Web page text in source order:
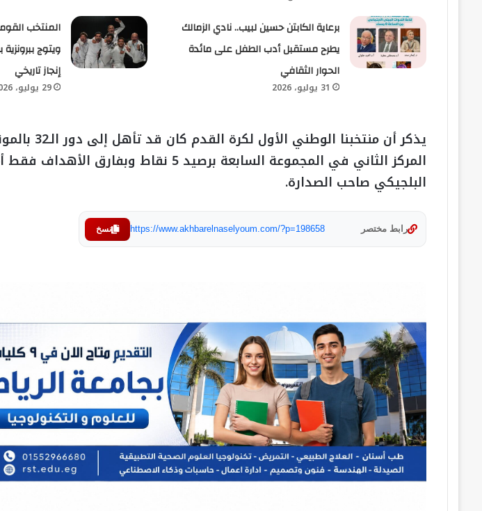
برعاية الكابتن حسين لبيب.. نادي الزمالك
يطرح مستقبل أدب الطفل على مائدة
الحوار الثقافي
31 يوليو، 2026
المنتخب
ويتوج
إنجاز تاريخي
29 يوليو، 2026
يذكر أن منتخبنا
المركز الثاني في المجموعة السابعة برصيد 5 نقاط وبفارق
البلجيكي صاحب الصدارة.
رابط مختصر https://www.akhbarelnaselyoum.com/?p=198658 نسخ
نادى بشكتاش
للأكاذيب المثارة
الواقعة إستغرقت 15 ثانية